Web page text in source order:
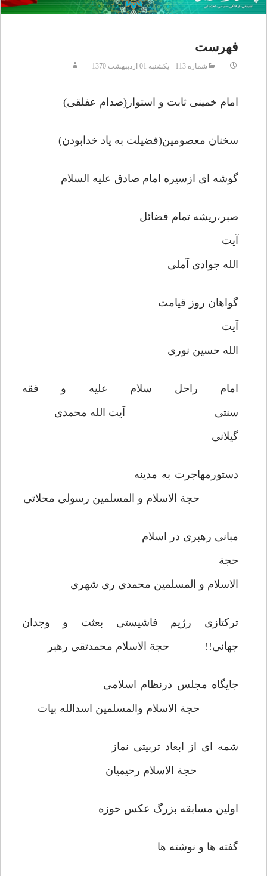
فهرست
شماره 113 - يکشنبه 01 ارديبهشت 1370
امام خمینی ثابت و استوار(صدام عفلقی)
سخنان معصومین(فضیلت به یاد خدابودن)
گوشه ای ازسیره امام صادق علیه السلام
صبر،ریشه تمام فضائل
آیت
الله جوادی آملی
گواهان روز قیامت
آیت
الله حسین نوری
امام راحل سلام علیه و فقه
سنتی آیت الله محمدی
گیلانی
دستورمهاجرت به مدینه
حجة الاسلام و المسلمین رسولی محلاتی
مبانی رهبری در اسلام
حجة
الاسلام و المسلمین محمدی ری شهری
ترکتازی رژیم فاشیستی بعثت و وجدان
جهانی!! حجة الاسلام محمدتقی رهبر
جایگاه مجلس درنظام اسلامی
حجة الاسلام والمسلمین اسدالله بیات
شمه ای از ابعاد تربیتی نماز
حجة الاسلام رحیمیان
اولین مسابقه بزرگ عکس حوزه
گفته ها و نوشته ها